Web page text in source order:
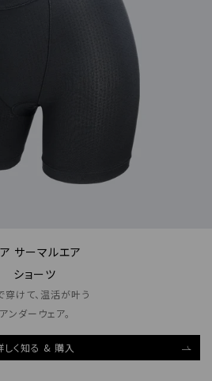
サーマルエア
ショーツ
穿けて、温活が叶う
アンダーウェア。
しく知る & 購入